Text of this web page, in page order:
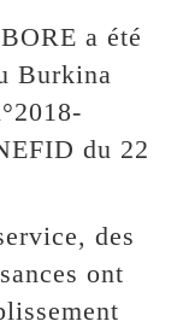
a été
Burkina
du 22
des
ont